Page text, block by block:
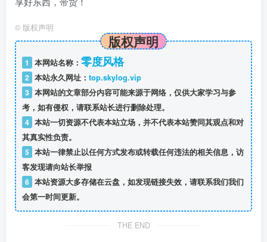
© 版权声明
版权声明
1 本网站名称： 零度风格
2 本站永久网址： top.skylog.vip
3 本网站的文章部分内容可能来源于网络，仅供大家学习与参
考，如有侵权，请联系站长进行删除处理。
4 本站一切资源不代表本站立场，并不代表本站赞同其观点和对
其真实性负责。
5 本站一律禁止以任何方式发布或转载任何违法的相关信息，访
客发现请向站长举报
6 本站资源大多存储在云盘，如发现链接失效，请联系我们我们
会第一时间更新。
THE END